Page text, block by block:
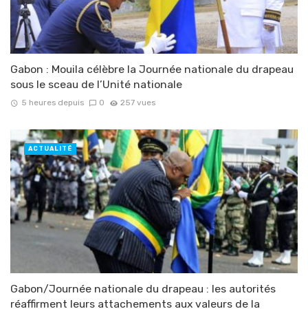
Gabon : Mouila célèbre la Journée nationale du drapeau
sous le sceau de l’Unité nationale
5 heures depuis 0 257 vues
Gabon/Journée nationale du drapeau : les autorités
réaffirment leurs attachements aux valeurs de la
ACTUALITÉ